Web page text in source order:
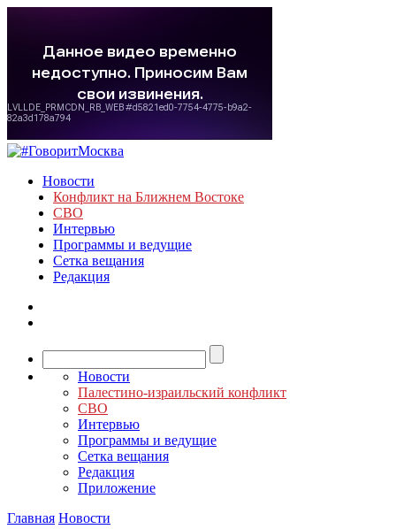
Новости
Конфликт на Ближнем Востоке
СВО
Интервью
Программы и ведущие
Сетка вещания
Редакция
Новости
Палестино-израильский конфликт
СВО
Интервью
Программы и ведущие
Сетка вещания
Редакция
Приложение
Главная Новости